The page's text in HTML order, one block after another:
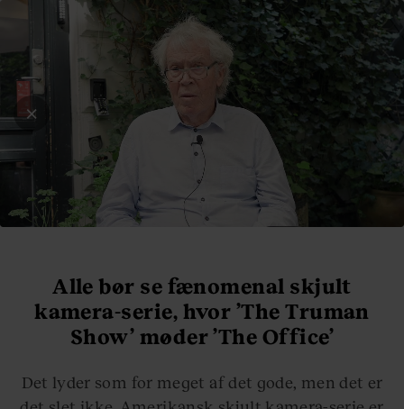
BLIV ABONNENT LOG IND
Alle bør se fænomenal skjult
kamera-serie, hvor ’The Truman
Show’ møder ’The Office’
Det lyder som for meget af det gode, men det er